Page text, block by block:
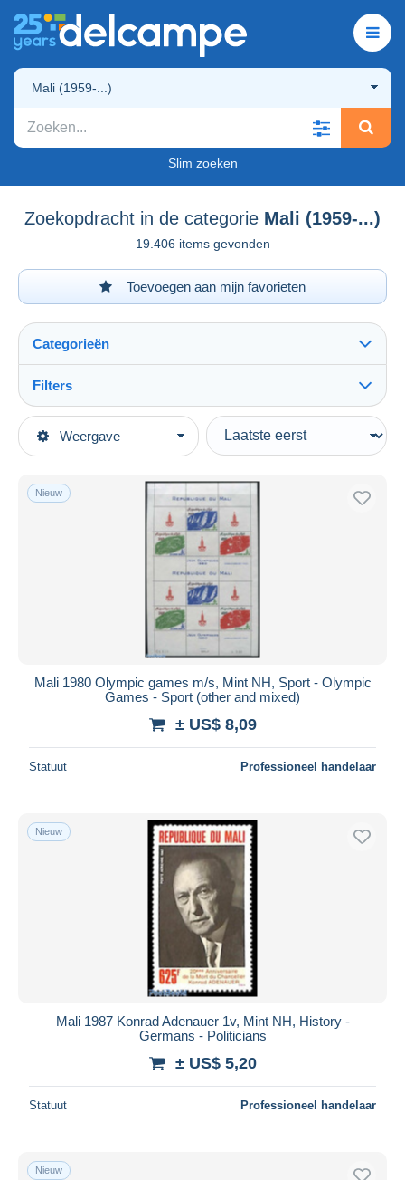
Mali (1959-...)
Slim zoeken
Zoekopdracht in de categorie Mali (1959-...)
19.406 items gevonden
Toevoegen aan mijn favorieten
Weergave
Categorieën
Topcategorieën
Afrika
Filters
Type verkopen
Actief
Veiling met biedingen
Veilingen zonder biedingen
Eindigt binnen
Prijs
Gratis levering
Bankoverschrijving
Mastercard
Bancontact
Maestro
Woonplaats van de verkoper
Nieuw
Mali 1980 Olympic games m/s, Mint NH, Sport - Olympic
Games - Sport (other and mixed)
± US$ 8,09
Statuut Professioneel handelaar
Nieuw
Mali 1987 Konrad Adenauer 1v, Mint NH, History -
Germans - Politicians
± US$ 5,20
Statuut Professioneel handelaar
Nieuw